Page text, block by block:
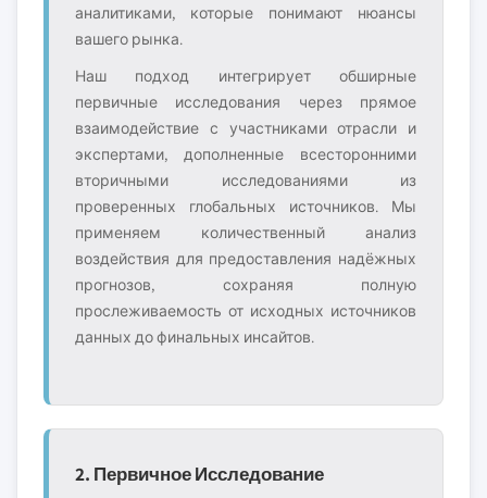
аналитиками, которые понимают нюансы
вашего рынка.
Наш подход интегрирует обширные
первичные исследования через прямое
взаимодействие с участниками отрасли и
экспертами, дополненные всесторонними
вторичными исследованиями из
проверенных глобальных источников. Мы
применяем количественный анализ
воздействия для предоставления надёжных
прогнозов, сохраняя полную
прослеживаемость от исходных источников
данных до финальных инсайтов.
2. Первичное Исследование